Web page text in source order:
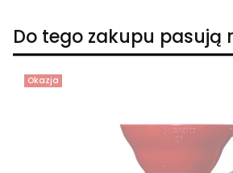
Do tego zakupu pasują
Okazja